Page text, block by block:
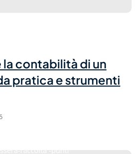
contabilità di un
pratica e strumenti